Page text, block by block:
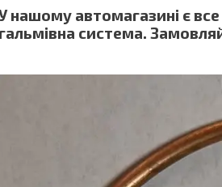
нашому автомагазині є
гальмівна система.